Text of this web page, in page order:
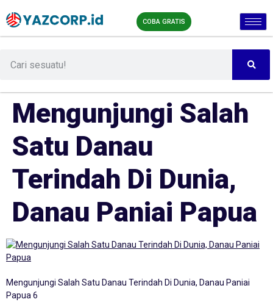
COBA GRATIS
Mengunjungi Salah
Satu Danau
Terindah Di Dunia,
Danau Paniai Papua
Mengunjungi Salah Satu Danau Terindah Di Dunia, Danau Paniai
Papua 6